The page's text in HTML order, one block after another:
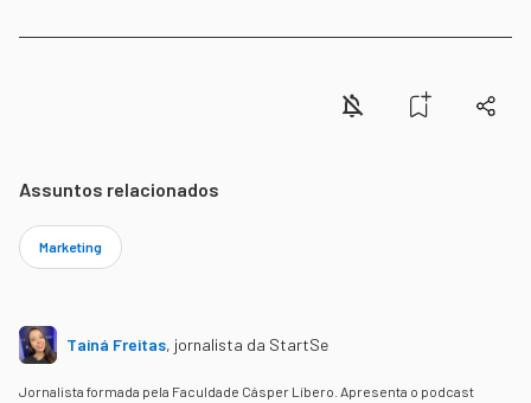
Assuntos relacionados
Marketing
Tainá Freitas, jornalista da StartSe
Jornalista formada pela Faculdade Cásper Líbero. Apresenta o podcast